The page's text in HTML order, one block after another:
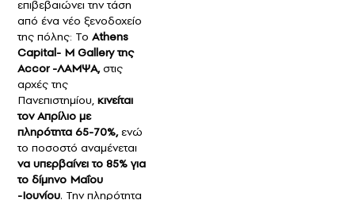
επιβεβαιώνει την τάση
από ένα νέο ξενοδοχείο
της πόλης: Το Αthens
Capital- M Gallery της
Αccor -ΛΑΜΨΑ,στις
αρχές της
Πανεπιστημίου, κινείται
τον Απρίλιο με
πληρότητα 65-70%,ενώ
το ποσοστό αναμένεται
να υπερβαίνει το 85% για
το δίμηνο Μαΐου
-Ιουνίου. Την πληρότητα